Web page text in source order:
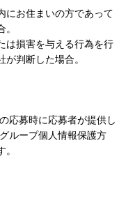
にお住まいの方であって
は損害を与える行為を行
判断した場合。
応募時に応募者が提供し
ループ個人情報保護方